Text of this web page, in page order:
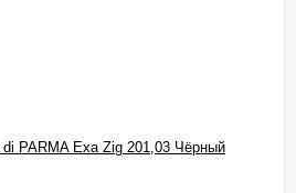
di PARMA Exa Zig 201,03 Чёрный